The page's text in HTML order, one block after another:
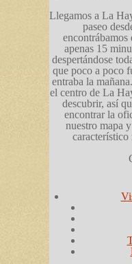
Llegamos a La
paseo
apenas 15
despertándose
que poco a poco
entraba la
el centro de La
descubrir, así
encontrar la
nuestro mapa
característico